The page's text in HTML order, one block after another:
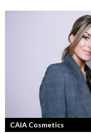
CAIA Cosmetics